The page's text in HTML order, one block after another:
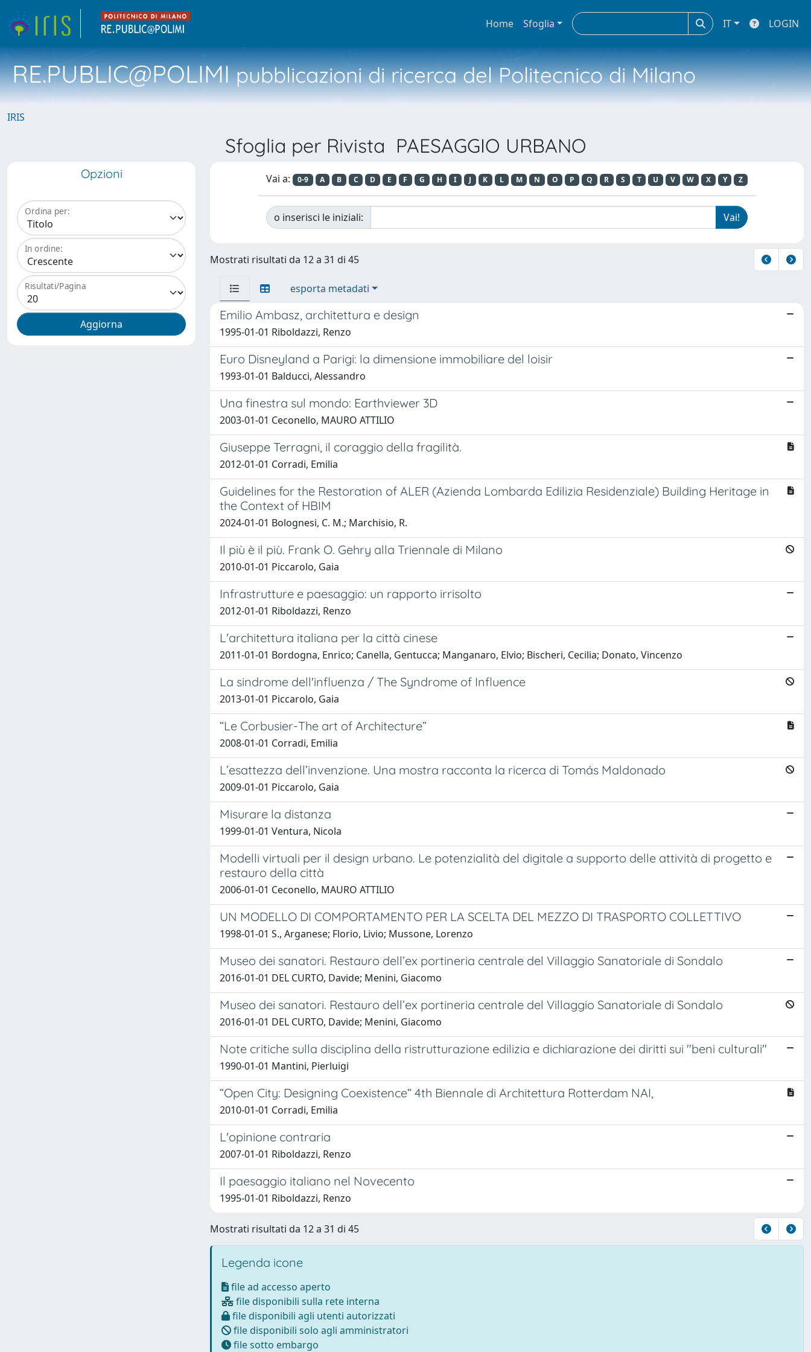
Home Sfoglia IT LOGIN
RE.PUBLIC@POLIMIpubblicazioni di ricerca del Politecnico di Milano
IRIS
Sfoglia per Rivista PAESAGGIO URBANO
Opzioni
Ordina per:
In ordine:
Risultati/Pagina
Vai a: 0-9 A B C D E F G H I J K L M N O P Q R S T U V W X Y Z
o inserisci le iniziali:
Mostrati risultati da 12 a 31 di 45
esporta metadati
Emilio Ambasz, architettura e design
1995-01-01 Riboldazzi, Renzo
Euro Disneyland a Parigi: la dimensione immobiliare del loisir
1993-01-01 Balducci, Alessandro
Una finestra sul mondo: Earthviewer 3D
2003-01-01 Ceconello, MAURO ATTILIO
Giuseppe Terragni, il coraggio della fragilità.
2012-01-01 Corradi, Emilia
Guidelines for the Restoration of ALER (Azienda Lombarda Edilizia Residenziale) Building Heritage in
the Context of HBIM
2024-01-01 Bolognesi, C. M.; Marchisio, R.
Il più è il più. Frank O. Gehry alla Triennale di Milano
2010-01-01 Piccarolo, Gaia
Infrastrutture e paesaggio: un rapporto irrisolto
2012-01-01 Riboldazzi, Renzo
L'architettura italiana per la città cinese
2011-01-01 Bordogna, Enrico; Canella, Gentucca; Manganaro, Elvio; Bischeri, Cecilia; Donato, Vincenzo
La sindrome dell'influenza / The Syndrome of Influence
2013-01-01 Piccarolo, Gaia
“Le Corbusier-The art of Architecture”
2008-01-01 Corradi, Emilia
L’esattezza dell’invenzione. Una mostra racconta la ricerca di Tomás Maldonado
2009-01-01 Piccarolo, Gaia
Misurare la distanza
1999-01-01 Ventura, Nicola
Modelli virtuali per il design urbano. Le potenzialità del digitale a supporto delle attività di progetto e
restauro della città
2006-01-01 Ceconello, MAURO ATTILIO
UN MODELLO DI COMPORTAMENTO PER LA SCELTA DEL MEZZO DI TRASPORTO COLLETTIVO
1998-01-01 S., Arganese; Florio, Livio; Mussone, Lorenzo
Museo dei sanatori. Restauro dell’ex portineria centrale del Villaggio Sanatoriale di Sondalo
2016-01-01 DEL CURTO, Davide; Menini, Giacomo
Museo dei sanatori. Restauro dell’ex portineria centrale del Villaggio Sanatoriale di Sondalo
2016-01-01 DEL CURTO, Davide; Menini, Giacomo
Note critiche sulla disciplina della ristrutturazione edilizia e dichiarazione dei diritti sui "beni culturali"
1990-01-01 Mantini, Pierluigi
“Open City: Designing Coexistence“ 4th Biennale di Architettura Rotterdam NAI,
2010-01-01 Corradi, Emilia
L'opinione contraria
2007-01-01 Riboldazzi, Renzo
Il paesaggio italiano nel Novecento
1995-01-01 Riboldazzi, Renzo
Mostrati risultati da 12 a 31 di 45
Legenda icone
file ad accesso aperto
file disponibili sulla rete interna
file disponibili agli utenti autorizzati
file disponibili solo agli amministratori
file sotto embargo